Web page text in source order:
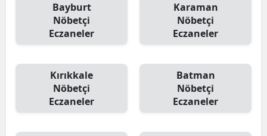
Bayburt
Nöbetçi
Eczaneler
Karaman
Nöbetçi
Eczaneler
Kırıkkale
Nöbetçi
Eczaneler
Batman
Nöbetçi
Eczaneler